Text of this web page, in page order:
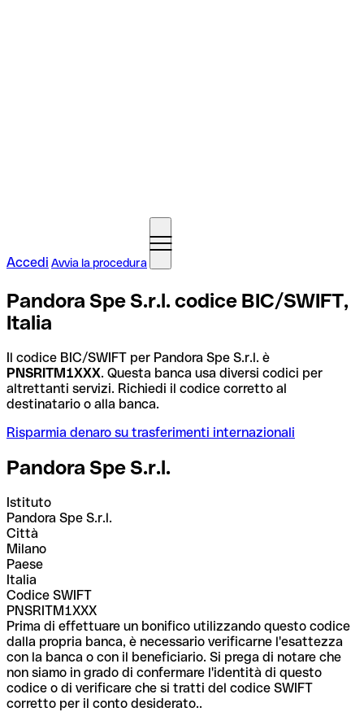
Accedi Avvia la procedura
Pandora Spe S.r.l. codice BIC/SWIFT,
Italia
Il codice BIC/SWIFT per Pandora Spe S.r.l. è
PNSRITM1XXX. Questa banca usa diversi codici per
altrettanti servizi. Richiedi il codice corretto al
destinatario o alla banca.
Risparmia denaro su trasferimenti internazionali
Pandora Spe S.r.l.
Istituto
Pandora Spe S.r.l.
Città
Milano
Paese
Italia
Codice SWIFT
PNSRITM1XXX
Prima di effettuare un bonifico utilizzando questo codice
dalla propria banca, è necessario verificarne l'esattezza
con la banca o con il beneficiario. Si prega di notare che
non siamo in grado di confermare l'identità di questo
codice o di verificare che si tratti del codice SWIFT
corretto per il conto desiderato..